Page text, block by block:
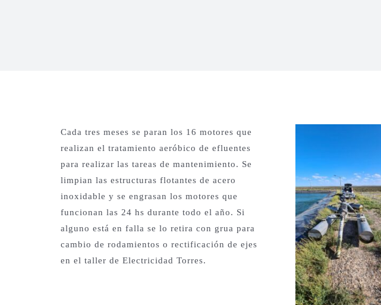
Cada tres meses se paran los 16 motores que
realizan el tratamiento aeróbico de efluentes
para realizar las tareas de mantenimiento. Se
limpian las estructuras flotantes de acero
inoxidable y se engrasan los motores que
funcionan las 24 hs durante todo el año. Si
alguno está en falla se lo retira con grua para
cambio de rodamientos o rectificación de ejes
en el taller de Electricidad Torres.